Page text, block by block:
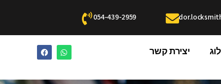
054-439-2959
יצירת קשר